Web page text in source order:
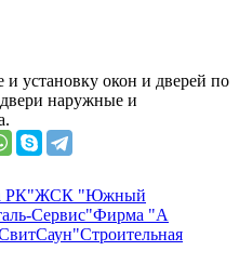
и установку окон и дверей по
наружные и
РК"ЖСК "Южный
Сервис"Фирма "А
Строительная